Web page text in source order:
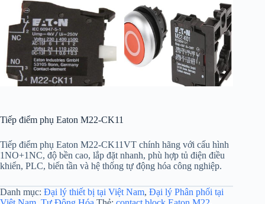
Tiếp điểm phụ Eaton M22-CK11
Tiếp điểm phụ Eaton M22-CK11VT chính hãng với cấu hình
1NO+1NC, độ bền cao, lắp đặt nhanh, phù hợp tủ điện điều
khiển, PLC, biến tần và hệ thống tự động hóa công nghiệp.
Danh mục: Đại lý thiết bị tại Việt Nam, Đại lý Phân phối tại